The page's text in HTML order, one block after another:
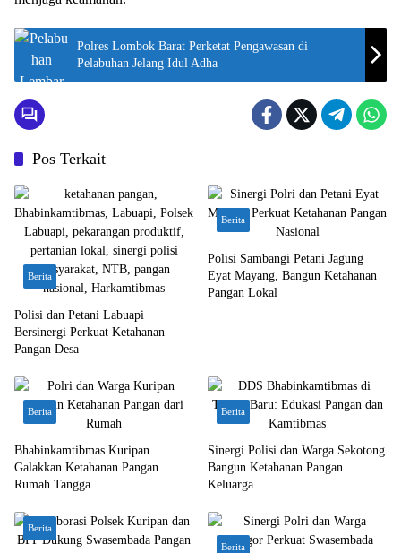
Polres Lombok Barat Perketat Pengawasan di
Pelabuhan Jelang Idul Adha
Pos Terkait
Berita
Polisi dan Petani Labuapi
Bersinergi Perkuat Ketahanan
Pangan Desa
Berita
Polisi Sambangi Petani Jagung
Eyat Mayang, Bangun Ketahanan
Pangan Lokal
Berita
Bhabinkamtibmas Kuripan
Galakkan Ketahanan Pangan
Rumah Tangga
Berita
Sinergi Polisi dan Warga Sekotong
Bangun Ketahanan Pangan
Keluarga
Berita
Berita